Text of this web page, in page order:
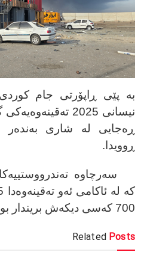
نیسانی 2025
ڕەجایی لە شاری بەندەر
ڕوویدا.
سەرچاوە
700 کەسی دیکەش بریندار بوون./.
Related Posts